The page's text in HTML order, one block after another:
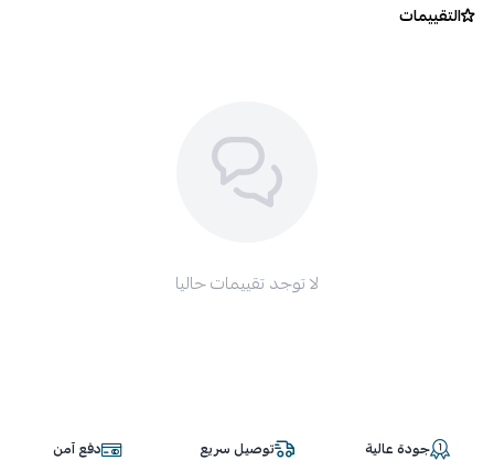
التقييمات
لا توجد تقييمات حاليا
جودة عالية توصيل سريع دفع آمن